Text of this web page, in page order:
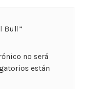
Bull”
no será
están